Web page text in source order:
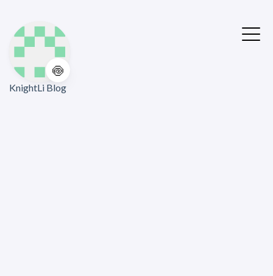
🍥
KnightLi Blog